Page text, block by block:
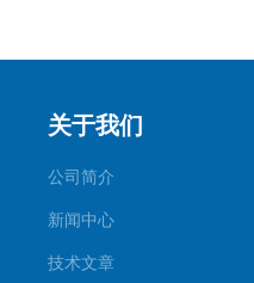
关于我们
公司简介
新闻中心
技术文章